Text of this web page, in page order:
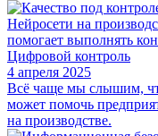
Нейросети на
помогает выполнять
Цифровой контроль
4 апреля 2025
Всё чаще мы слышим,
может помочь
на производстве.